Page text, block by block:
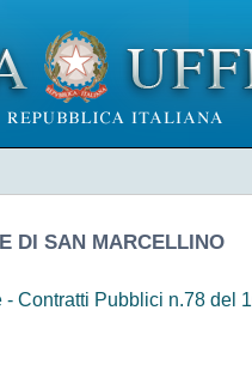
DI SAN MARCELLINO
- Contratti Pubblici n.78 del